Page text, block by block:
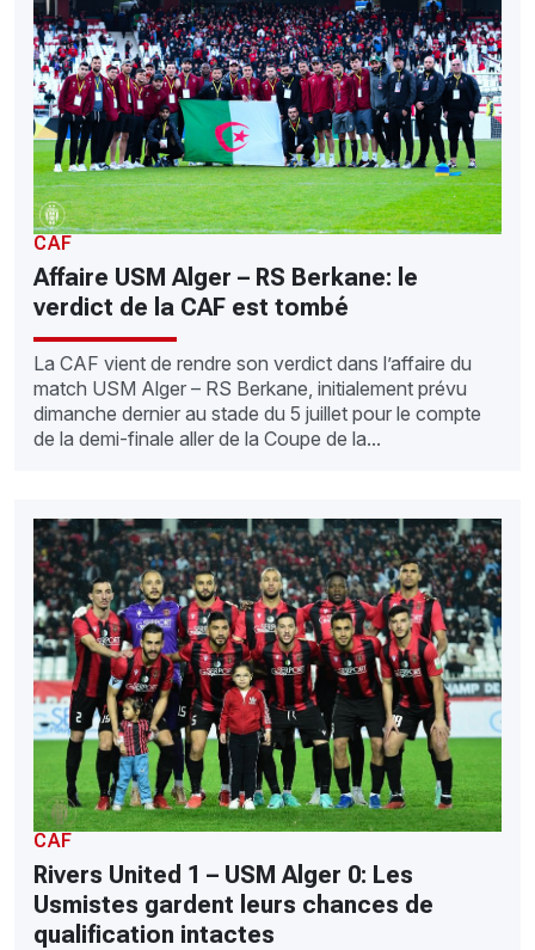
CAF
Affaire USM Alger – RS Berkane: le
verdict de la CAF est tombé
La CAF vient de rendre son verdict dans l’affaire du
match USM Alger – RS Berkane, initialement prévu
dimanche dernier au stade du 5 juillet pour le compte
de la demi-finale aller de la Coupe de la...
CAF
Rivers United 1 – USM Alger 0: Les
Usmistes gardent leurs chances de
qualification intactes